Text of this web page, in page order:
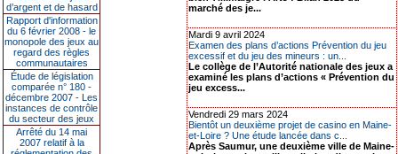
d’argent et de hasard
Rapport d'information
du 6 février 2008 - le
monopole des jeux au
regard des règles
communautaires
Étude de législation
comparée n° 180 -
décembre 2007 - Les
instances de contrôle
du secteur des jeux
Arrêté du 14 mai
2007 relatif à la
marché des je...
Mardi 9 avril 2024
Examen des plans d’actions Prévention du jeu
excessif et du jeu des mineurs : un...
Le collège de l’Autorité nationale des jeux a
examiné les plans d’actions « Prévention du
jeu excess...
Vendredi 29 mars 2024
Bientôt un deuxième projet de casino en Maine-
et-Loire ? Une étude lancée dans c...
Après Saumur, une deuxième ville de Maine-